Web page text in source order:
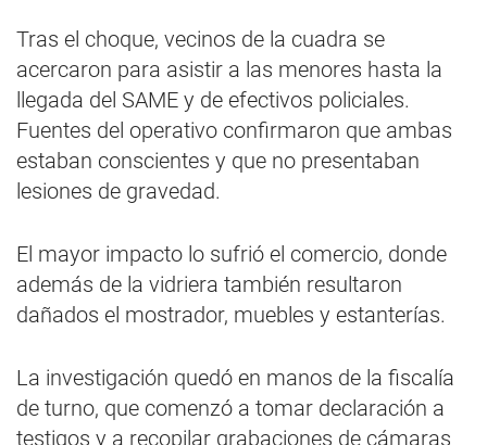
Tras el choque, vecinos de la cuadra se
acercaron para asistir a las menores hasta la
llegada del SAME y de efectivos policiales.
Fuentes del operativo confirmaron que ambas
estaban conscientes y que no presentaban
lesiones de gravedad.
El mayor impacto lo sufrió el comercio, donde
además de la vidriera también resultaron
dañados el mostrador, muebles y estanterías.
La investigación quedó en manos de la fiscalía
de turno, que comenzó a tomar declaración a
testigos y a recopilar grabaciones de cámaras